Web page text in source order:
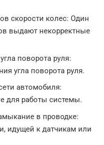
скорости колес: Один
выдают некорректные
поворота руля:
угла поворота руля.
автомобиля:
для работы системы.
в проводке:
идущей к датчикам или